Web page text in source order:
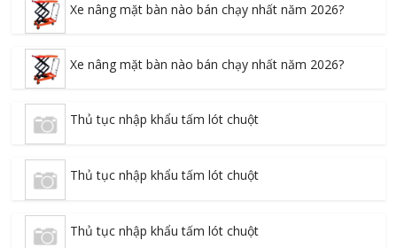
Xe nâng mặt bàn nào bán chạy nhất năm 2026?
Xe nâng mặt bàn nào bán chạy nhất năm 2026?
Thủ tục nhập khẩu tấm lót chuột
Thủ tục nhập khẩu tấm lót chuột
Thủ tục nhập khẩu tấm lót chuột